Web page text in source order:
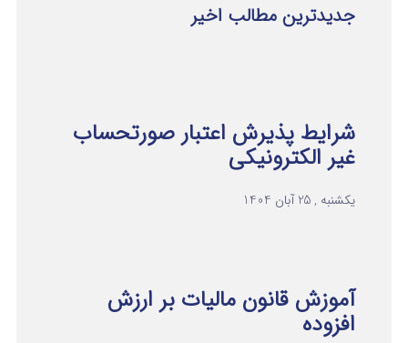
جدیدترین مطالب اخیر
شرایط پذیرش اعتبار صورتحساب
غیر الکترونیکی
یکشنبه , 25 آبان 1404
آموزش قانون مالیات بر ارزش
افزوده